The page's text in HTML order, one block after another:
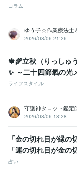
ライフスタイル・その
受賞歴
チョットした出会い
資格・検定
整体師 取得年 : 2005
家族療法カウンセラー
コラム
ゆう子☆作業療法士
2026/08/06 21:26
🍁🌾立秋（りっしゅ
✨ ～二十四節氣の
ライフスタイル
守護神タロット鑑
2026/08/06 18:28
「金の切れ目が縁
「運の切れ目が金の
占い